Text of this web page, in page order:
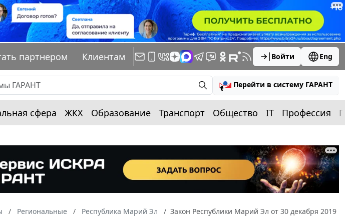
партнером Клиентам Войти Eng
Перейти в систему ГАРАНТ
сфера ЖКХ Образование Транспорт Общество IT Профессия
Региональные Республика Марий Эл
Закон Республики Марий Эл от 30 декабря 2019